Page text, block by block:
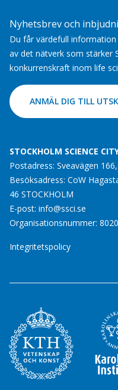
Nyhetsbrev och
Du får värdefull
av det nätverk som stärker
konkurrenskraft inom life
ANMÄL DIG TILL
STOCKHOLM SCIENCE
Postadress: Sveavägen
Besöksadress: CoW
46 STOCKHOLM
E-post: info@ssci.se
Organisationsnummer:
Integritetspolicy